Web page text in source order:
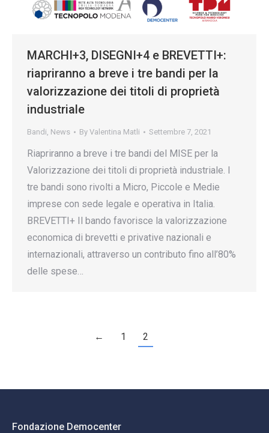
MARCHI+3, DISEGNI+4 e BREVETTI+:
riapriranno a breve i tre bandi per la
valorizzazione dei titoli di proprietà
industriale
Bandi, News By Valentina Matli Settembre 7, 2021
Riapriranno a breve i tre bandi del MISE per la
Valorizzazione dei titoli di proprietà industriale. I
tre bandi sono rivolti a Micro, Piccole e Medie
imprese con sede legale e operativa in Italia.
BREVETTI+ Il bando favorisce la valorizzazione
economica di brevetti e privative nazionali e
internazionali, attraverso un contributo fino all’80%
delle spese…
← 1 2
Fondazione Democenter